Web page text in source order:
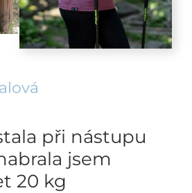
při nástupu
jsem
20 kg